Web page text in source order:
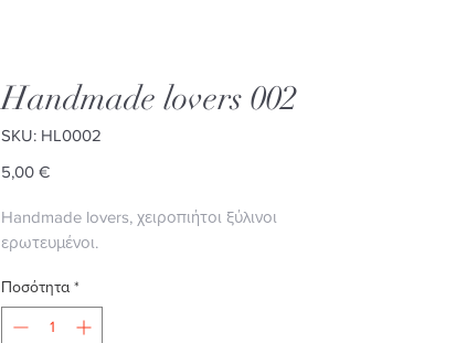
Handmade lovers 002
SKU: HL0002
5,00 €Τιμή
Handmade lovers, χειροπιήτοι ξύλινοι
ερωτευμένοι.
Ποσότητα *